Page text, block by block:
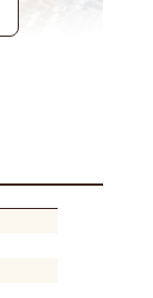
ァロニア
入れること